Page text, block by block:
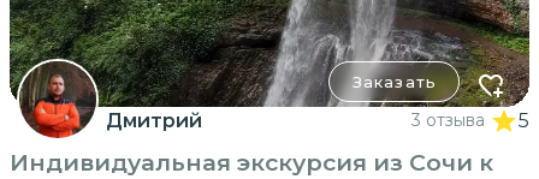
Заказать
Дмитрий 3 отзыва 5
Индивидуальная экскурсия из Сочи к